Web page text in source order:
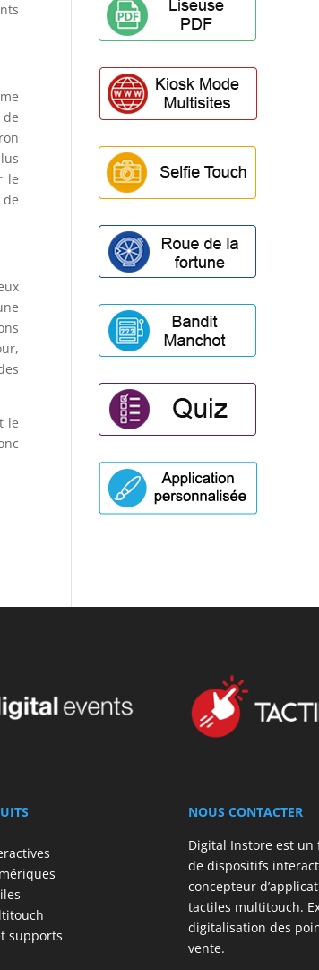
le
le
supports
NOUS CONTACTER
Digital Instore est
de dispositifs
concepteur
tactiles multitouch.
digitalisation des
vente.